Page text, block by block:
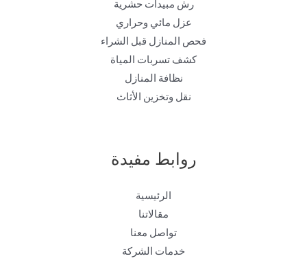
رش مبيدات حشرية
عزل مائي وحراري
فحص المنازل قبل الشراء
كشف تسربات المياة
نظافة المنازل
نقل وتخزين الأثاث
روابط مفيدة
الرئيسية
مقالاتنا
تواصل معنا
خدمات الشركة